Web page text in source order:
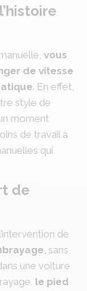
vous
de vitesse
. En effet,
style de
moment
de travail à
qui
de
de
, sans
une voiture
le pied